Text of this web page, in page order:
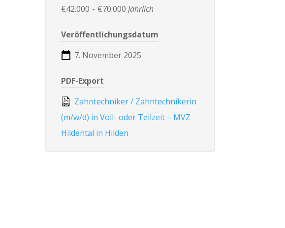
€42.000 - €70.000 Jährlich
Veröffentlichungsdatum
7. November 2025
PDF-Export
Zahntechniker / Zahntechnikerin
(m/w/d) in Voll- oder Teilzeit – MVZ
Hildental in Hilden